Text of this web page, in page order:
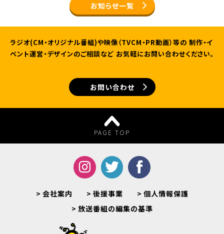
お知らせ一覧
ラジオ(CM・オリジナル番組)や映像（TVCM・PR動画）等の 制作・イ
ベント運営・デザインのご相談など お気軽にお問い合わせください。
お問い合わせ
PAGE TOP
会社案内 後援事業
個人情報保護
放送番組の編集の基準